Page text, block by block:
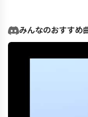
みんなのおすすめ